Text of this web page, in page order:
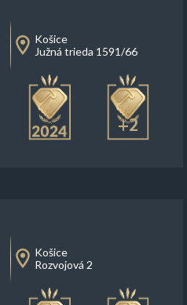
Košice
Južná trieda 1591/66
+2
Košice
Rozvojová 2